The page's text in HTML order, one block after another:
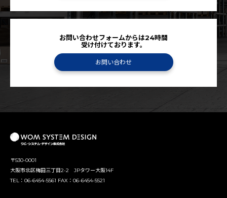
お問い合わせフォームからは24時間
受け付けております。
お問い合わせ
〒530-0001
大阪市北区梅田三丁目2-2 JPタワー大阪14F
TEL：06-6454-5561 FAX：06-6454-5521